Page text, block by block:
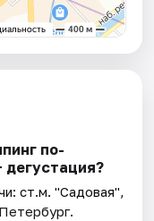
по-
дегустация?
ст.м. "Садовая",